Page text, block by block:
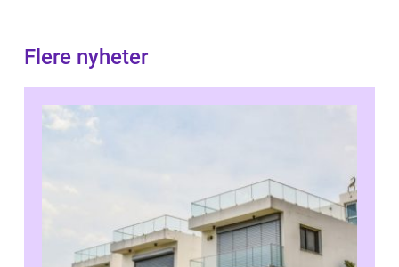
Flere nyheter